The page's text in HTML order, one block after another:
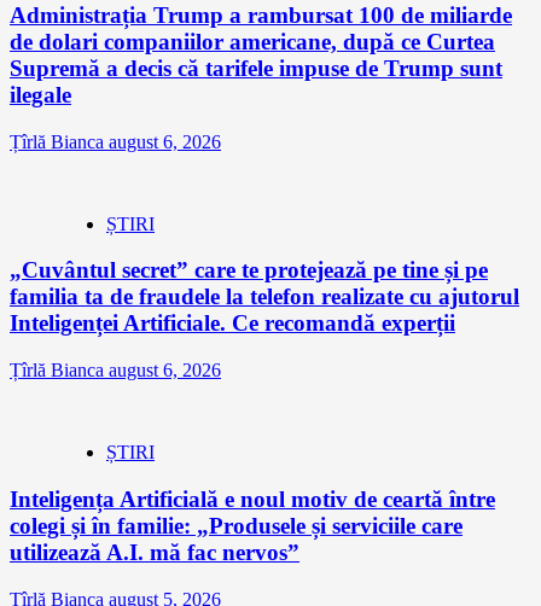
Administrația Trump a rambursat 100 de miliarde
de dolari companiilor americane, după ce Curtea
Supremă a decis că tarifele impuse de Trump sunt
ilegale
Țîrlă Bianca august 6, 2026
ȘTIRI
„Cuvântul secret” care te protejează pe tine și pe
familia ta de fraudele la telefon realizate cu ajutorul
Inteligenței Artificiale. Ce recomandă experții
Țîrlă Bianca august 6, 2026
ȘTIRI
Inteligența Artificială e noul motiv de ceartă între
colegi și în familie: „Produsele și serviciile care
utilizează A.I. mă fac nervos”
Țîrlă Bianca august 5, 2026